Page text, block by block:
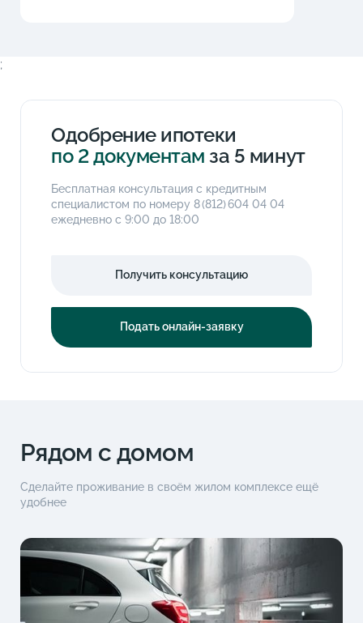
;
Одобрение ипотеки
по 2 документам за 5 минут
Бесплатная консультация с кредитным
специалистом по номеру8 (812) 604 04 04
ежедневно с 9:00 до 18:00
Получить консультацию
Подать онлайн-заявку
Рядом с домом
Сделайте проживание в своём жилом комплексе ещё
удобнее